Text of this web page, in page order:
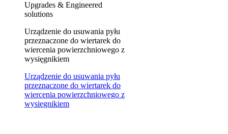
Upgrades & Engineered
solutions
Urządzenie do usuwania pyłu
przeznaczone do wiertarek do
wiercenia powierzchniowego z
wysięgnikiem
Urządzenie do usuwania pyłu
przeznaczone do wiertarek do
wiercenia powierzchniowego z
wysięgnikiem